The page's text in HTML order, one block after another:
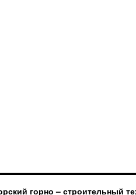
горно – строительный